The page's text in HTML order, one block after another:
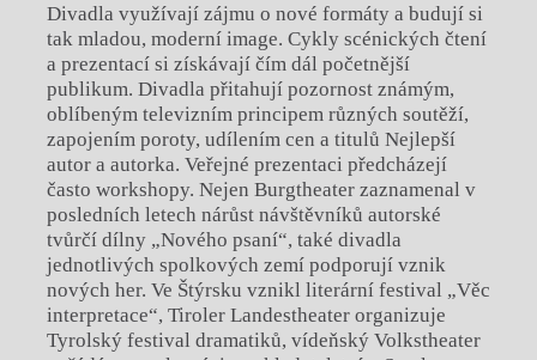
Divadla využívají zájmu o nové formáty a budují si
tak mladou, moderní image. Cykly scénických čtení
a prezentací si získávají čím dál početnější
publikum. Divadla přitahují pozornost známým,
oblíbeným televizním principem různých soutěží,
zapojením poroty, udílením cen a titulů Nejlepší
autor a autorka. Veřejné prezentaci předcházejí
často workshopy. Nejen Burgtheater zaznamenal v
posledních letech nárůst návštěvníků autorské
tvůrčí dílny „Nového psaní“, také divadla
jednotlivých spolkových zemí podporují vznik
nových her. Ve Štýrsku vznikl literární festival „Věc
interpretace“, Tiroler Landestheater organizuje
Tyrolský festival dramatiků, vídeňský Volkstheater